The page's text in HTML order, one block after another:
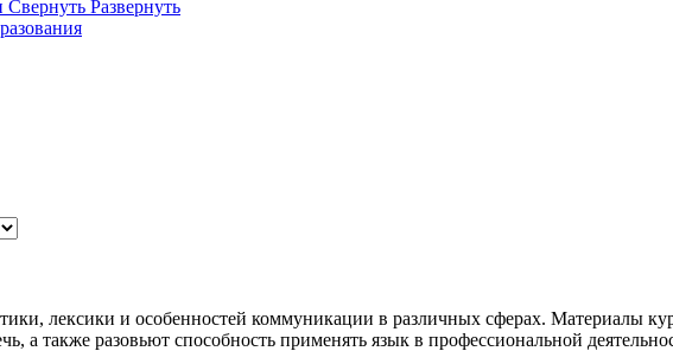
Свернуть Развернуть
лексики и особенностей коммуникации в различных сферах. Материалы
а также разовьют способность применять язык в профессиональной